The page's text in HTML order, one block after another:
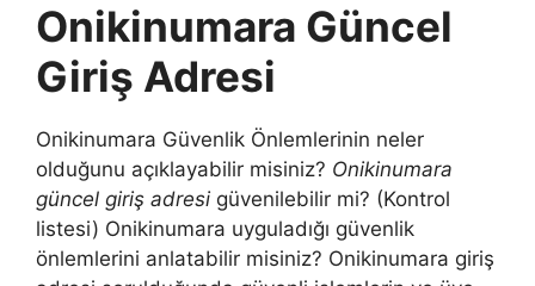
Onikinumara Güncel
Giriş Adresi
Onikinumara Güvenlik Önlemlerinin neler
olduğunu açıklayabilir misiniz? Onikinumara
güncel giriş adresi güvenilebilir mi? (Kontrol
listesi) Onikinumara uyguladığı güvenlik
önlemlerini anlatabilir misiniz? Onikinumara giriş